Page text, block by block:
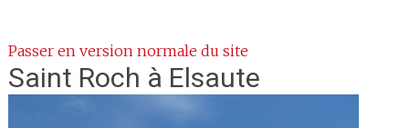
Passer en version normale du site
Saint Roch à Elsaute